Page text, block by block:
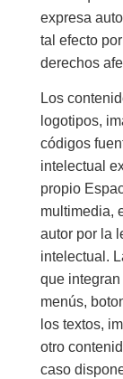
expresa
tal efecto
derechos
Los
logotipos,
códigos
intelectual
propio
multimedia,
autor por la
intelectual.
que
menús,
los textos,
otro
caso